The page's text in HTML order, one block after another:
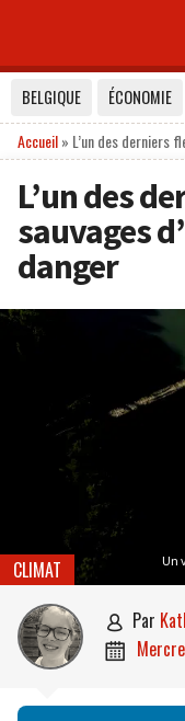
BELGIQUE ÉCONOMIE
Accueil» L’un des derniers
L’un des
sauvages
danger
Un
CLIMAT
 par
